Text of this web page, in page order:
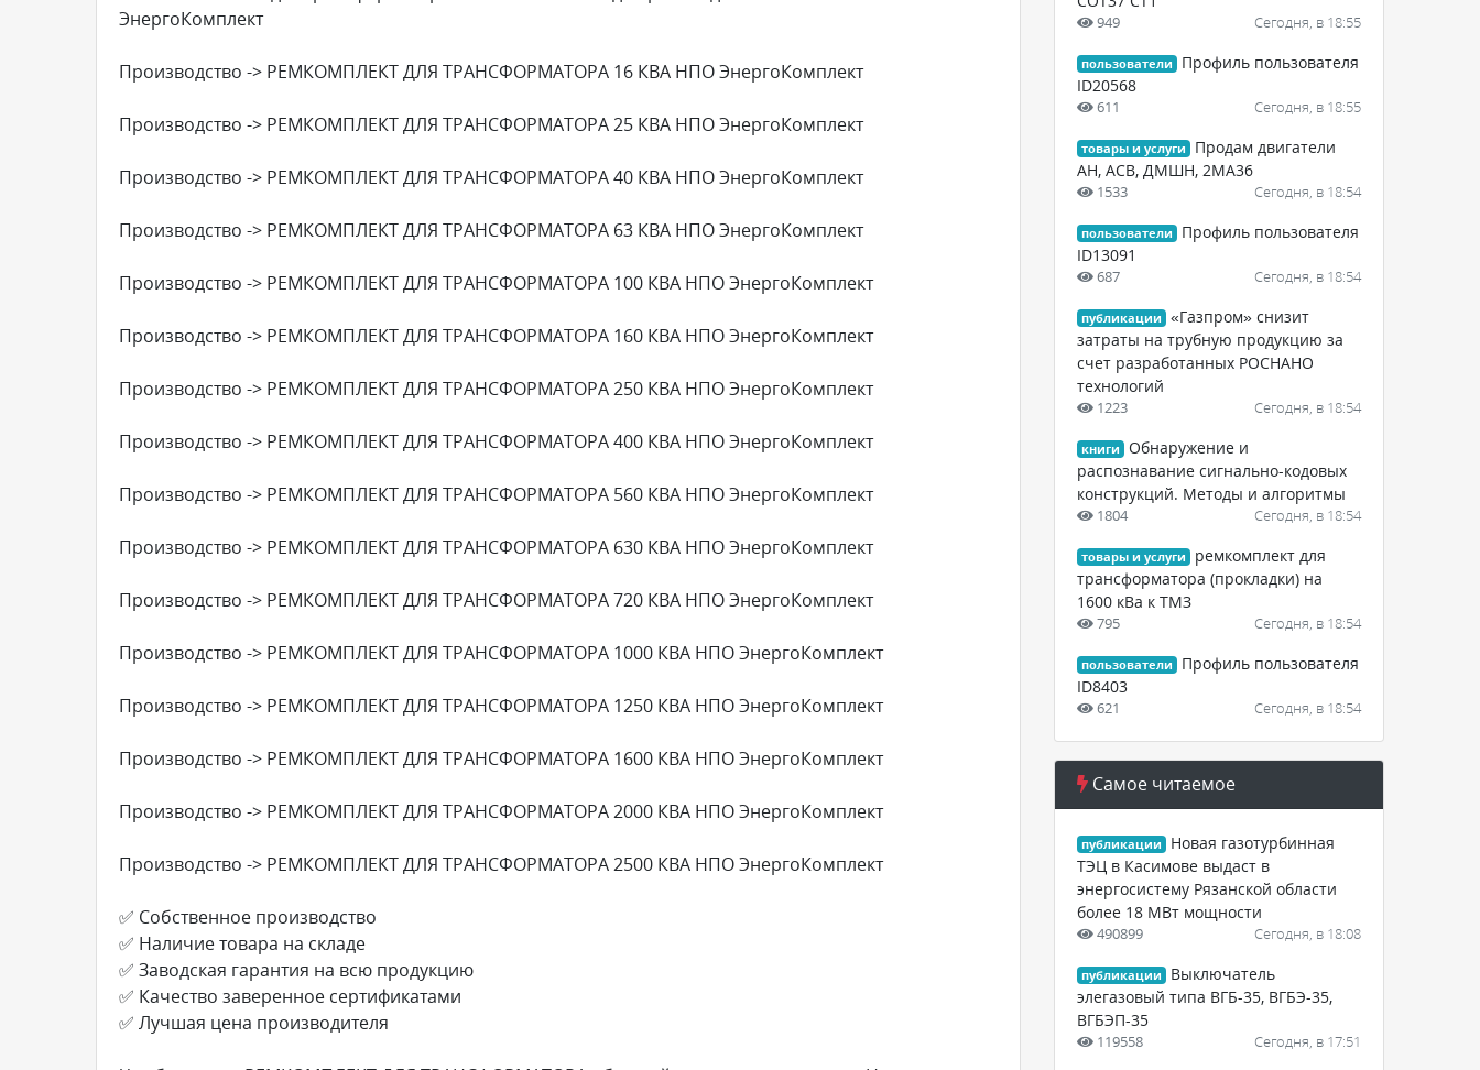
ЭнергоКомплект
Производство -> РЕМКОМПЛЕКТ ДЛЯ ТРАНСФОРМАТОРА 16 КВА НПО ЭнергоКомплект
Производство -> РЕМКОМПЛЕКТ ДЛЯ ТРАНСФОРМАТОРА 25 КВА НПО ЭнергоКомплект
Производство -> РЕМКОМПЛЕКТ ДЛЯ ТРАНСФОРМАТОРА 40 КВА НПО ЭнергоКомплект
Производство -> РЕМКОМПЛЕКТ ДЛЯ ТРАНСФОРМАТОРА 63 КВА НПО ЭнергоКомплект
Производство -> РЕМКОМПЛЕКТ ДЛЯ ТРАНСФОРМАТОРА 100 КВА НПО ЭнергоКомплект
Производство -> РЕМКОМПЛЕКТ ДЛЯ ТРАНСФОРМАТОРА 160 КВА НПО ЭнергоКомплект
Производство -> РЕМКОМПЛЕКТ ДЛЯ ТРАНСФОРМАТОРА 250 КВА НПО ЭнергоКомплект
Производство -> РЕМКОМПЛЕКТ ДЛЯ ТРАНСФОРМАТОРА 400 КВА НПО ЭнергоКомплект
Производство -> РЕМКОМПЛЕКТ ДЛЯ ТРАНСФОРМАТОРА 560 КВА НПО ЭнергоКомплект
Производство -> РЕМКОМПЛЕКТ ДЛЯ ТРАНСФОРМАТОРА 630 КВА НПО ЭнергоКомплект
Производство -> РЕМКОМПЛЕКТ ДЛЯ ТРАНСФОРМАТОРА 720 КВА НПО ЭнергоКомплект
Производство -> РЕМКОМПЛЕКТ ДЛЯ ТРАНСФОРМАТОРА 1000 КВА НПО ЭнергоКомплект
Производство -> РЕМКОМПЛЕКТ ДЛЯ ТРАНСФОРМАТОРА 1250 КВА НПО ЭнергоКомплект
Производство -> РЕМКОМПЛЕКТ ДЛЯ ТРАНСФОРМАТОРА 1600 КВА НПО ЭнергоКомплект
Производство -> РЕМКОМПЛЕКТ ДЛЯ ТРАНСФОРМАТОРА 2000 КВА НПО ЭнергоКомплект
Производство -> РЕМКОМПЛЕКТ ДЛЯ ТРАНСФОРМАТОРА 2500 КВА НПО ЭнергоКомплект
✅ Собственное производство
✅ Наличие товара на складе
✅ Заводская гарантия на всю продукцию
✅ Качество заверенное сертификатами
✅ Лучшая цена производителя
949 Сегодня, в 18:55
пользователи
Профиль пользователя
ID20568
611 Сегодня, в 18:55
товары и услуги
Продам двигатели
АН, АСВ, ДМШН, 2МА36
1533 Сегодня, в 18:54
пользователи
Профиль пользователя
ID13091
687 Сегодня, в 18:54
публикации
«Газпром» снизит
затраты на трубную продукцию за
счет разработанных РОСНАНО
технологий
1223 Сегодня, в 18:54
книги
Обнаружение и
распознавание сигнально-кодовых
конструкций. Методы и алгоритмы
1804 Сегодня, в 18:54
товары и услуги
ремкомплект для
трансформатора (прокладки) на
1600 кВа к ТМЗ
795 Сегодня, в 18:54
пользователи
Профиль пользователя
ID8403
621 Сегодня, в 18:54
Самое читаемое
публикации
Новая газотурбинная
ТЭЦ в Касимове выдаст в
энергосистему Рязанской области
более 18 МВт мощности
490899 Сегодня, в 18:08
публикации
Выключатель
элегазовый типа ВГБ-35, ВГБЭ-35,
ВГБЭП-35
119558 Сегодня, в 17:51